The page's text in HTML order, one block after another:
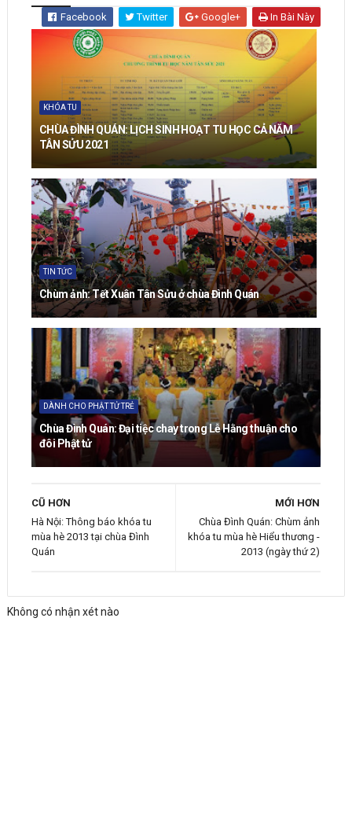
Facebook Twitter Google+ In Bài Này
KHÓA TU
CHÙA ĐÌNH QUÁN: LỊCH SINH HOẠT TU HỌC CẢ NĂM
TÂN SỬU 2021
TIN TỨC
Chùm ảnh: Tết Xuân Tân Sửu ở chùa Đình Quán
DÀNH CHO PHẬT TỬ TRẺ
Chùa Đình Quán: Đại tiệc chay trong Lễ Hằng thuận cho
đôi Phật tử
MỚI HƠN
Chùa Đình Quán: Chùm ảnh
khóa tu mùa hè Hiểu thương -
2013 (ngày thứ 2)
CŨ HƠN
Hà Nội: Thông báo khóa tu
mùa hè 2013 tại chùa Đình
Quán
Không có nhận xét nào